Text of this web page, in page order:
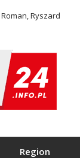
Roman, Ryszard
Region